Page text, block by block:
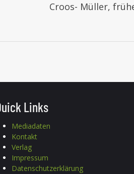
Croos- Müller,
Links
Mediadaten
Kontakt
Verlag
Impressum
Datenschutzerklärung